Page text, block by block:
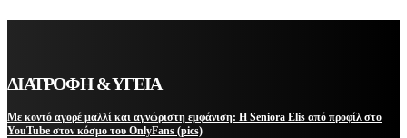
ΔΙΑΤΡΟΦΗ & ΥΓΕΙΑ
Με κοντό αγορέ μαλλί και αγνώριστη εμφάνιση: Η Seniora Elis από προφίλ στο
YouTube στον κόσμο του OnlyFans (pics)